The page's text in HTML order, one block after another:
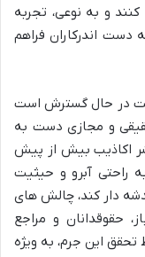
و به نوعی، تجربه
دست اندرکاران فراهم
در حال گسترش است
و مجازی دست به
اکاذیب بیش از پیش
راحتی آبرو و حیثیت
دار کند، چالش های
حقوقدانان و مراجع
این جرم، به ویژه